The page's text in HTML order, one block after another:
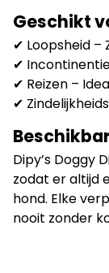
Geschikt
✔ Loopsheid –
✔
✔ Reizen –
✔
Dipy’s Doggy
zodat er altijd
hond. Elke
nooit zonder